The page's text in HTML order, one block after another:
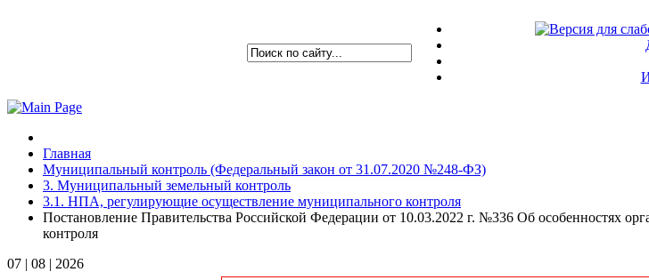
Главная
Муниципальный контроль (Федеральный закон от 31.07.2020 №248-ФЗ)
3. Муниципальный земельный контроль
3.1. НПА, регулирующие осуществление муниципального контроля
Постановление Правительства Российской Федерации от 10.03.2022 г. №336 Об особенностях
контроля
07 | 08 | 2026